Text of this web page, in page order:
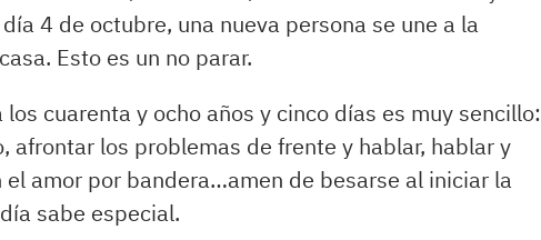
4 de octubre, una nueva persona se une a la
Esto es un no parar.
cuarenta y ocho años y cinco días es muy sencillo:
afrontar los problemas de frente y hablar, hablar y
amor por bandera…amen de besarse al iniciar la
sabe especial.